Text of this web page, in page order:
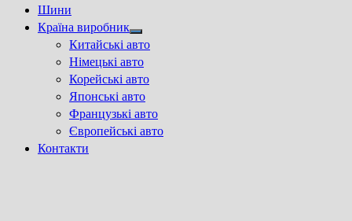
Шини
Країна виробник
Show
sub
menu
Китайські авто
Німецькі авто
Корейські авто
Японські авто
Французькі авто
Європейські авто
Контакти